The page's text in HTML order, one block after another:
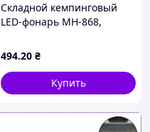
Складной кемпинговый
LED-фонарь MH-868,
Bank, 2000 мА·ч
494.20 ₴
Купить